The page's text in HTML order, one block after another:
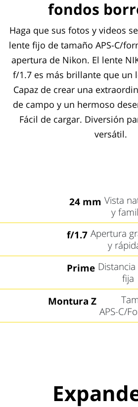
fondos
Haga que sus fotos y videos
lente fijo de tamaño APS-C/
apertura de Nikon. El lente
f/1.7 es más brillante que un
Capaz de crear una
de campo y un hermoso
Fácil de cargar. Diversión
versátil.
24 mm Vista
y
f/1.7 Apertura
y
Prime
fija
Montura Z
APS-C/